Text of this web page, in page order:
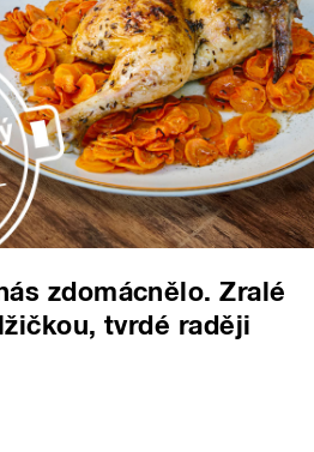
zdomácnělo. Zralé
tvrdé raději